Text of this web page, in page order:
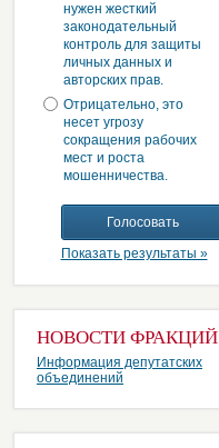
нужен жесткий
законодательный
контроль для защиты
личных данных и
авторских прав.
Отрицательно, это
несет угрозу
сокращения рабочих
мест и роста
мошенничества.
Показать результаты »
НОВОСТИ ФРАКЦИЙ
Информация депутатских
объединений